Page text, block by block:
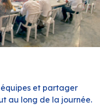
et partager
au long de la journée.